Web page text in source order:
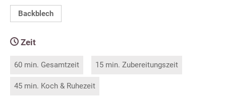
Backblech
Zeit
60 min. Gesamtzeit 15 min. Zubereitungszeit
45 min. Koch & Ruhezeit